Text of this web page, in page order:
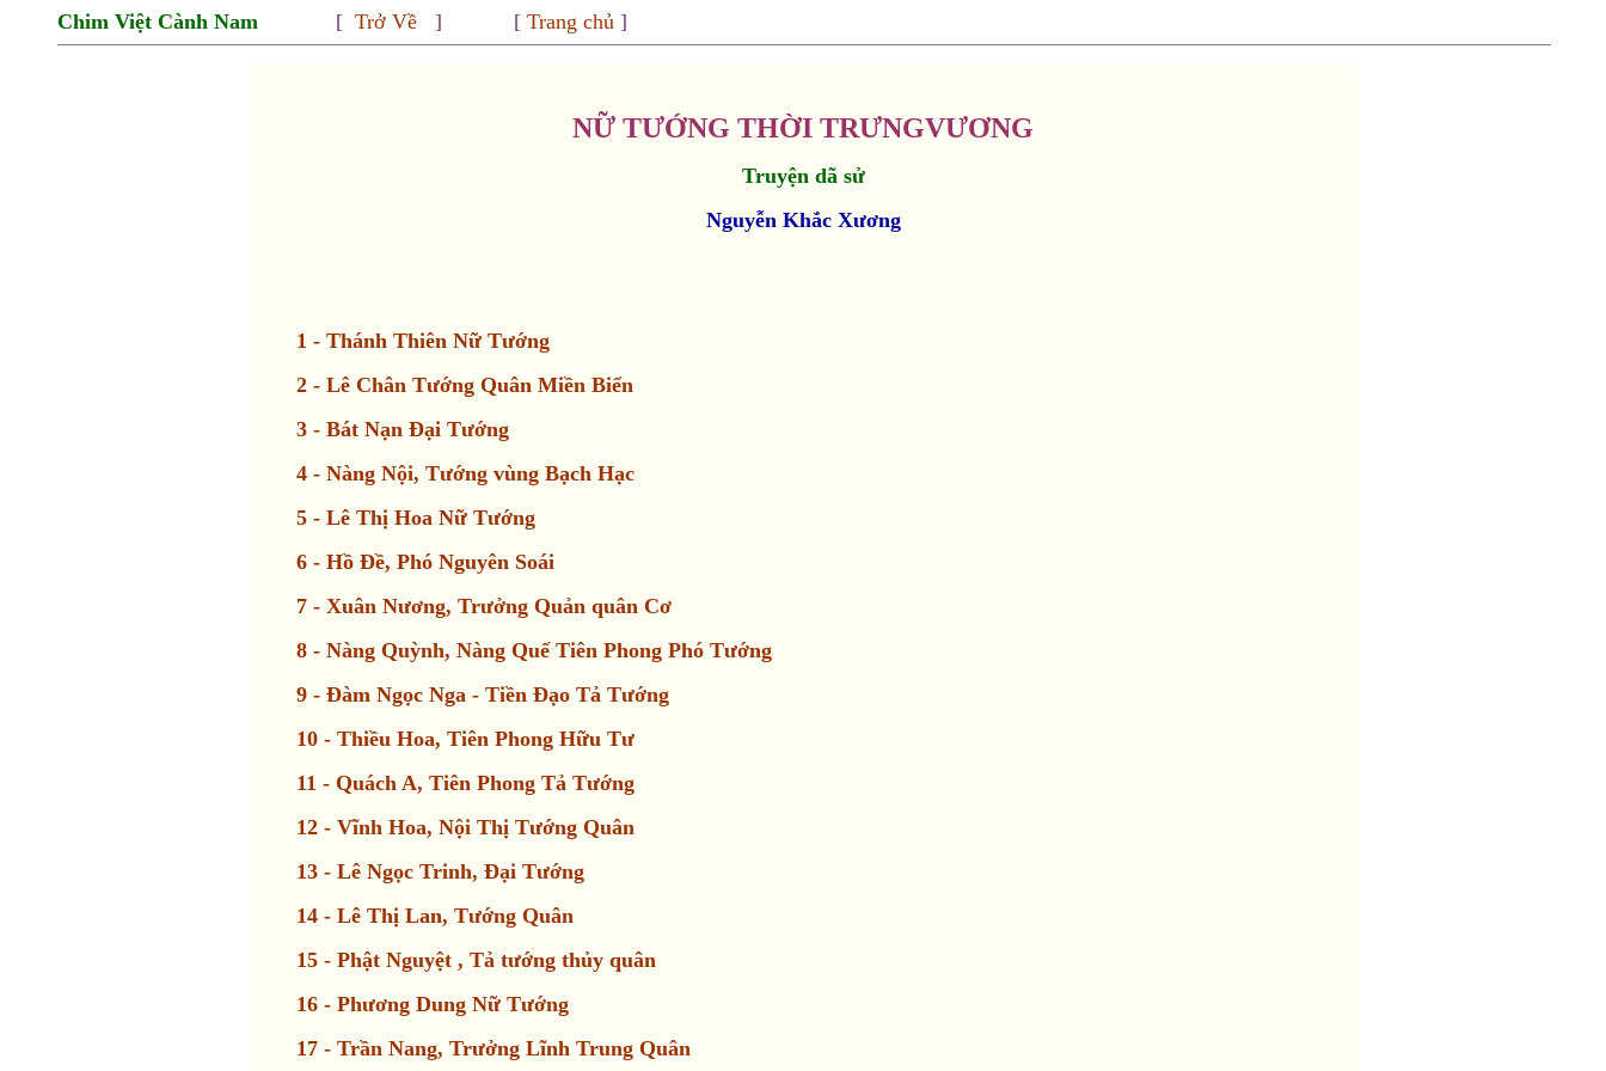
Chim Việt Cành Nam [ Trở Về ] [ Trang chủ ]
NỮ TƯỚNG THỜI TRƯNGVƯƠNG
Truyện dã sử
Nguyễn Khắc Xương
1 - Thánh Thiên Nữ Tướng
2 - Lê Chân Tướng Quân Miền Biển
3 - Bát Nạn Đại Tướng
4 - Nàng Nội, Tướng vùng Bạch Hạc
5 - Lê Thị Hoa Nữ Tướng
6 - Hồ Đề, Phó Nguyên Soái
7 - Xuân Nương, Trưởng Quản quân Cơ
8 - Nàng Quỳnh, Nàng Quế Tiên Phong Phó Tướng
9 - Đàm Ngọc Nga - Tiền Đạo Tả Tướng
10 - Thiều Hoa, Tiên Phong Hữu Tư
11 - Quách A, Tiên Phong Tả Tướng
12 - Vĩnh Hoa, Nội Thị Tướng Quân
13 - Lê Ngọc Trinh, Đại Tướng
14 - Lê Thị Lan, Tướng Quân
15 - Phật Nguyệt , Tả tướng thủy quân
16 - Phương Dung Nữ Tướng
17 - Trần Nang, Trưởng Lĩnh Trung Quân